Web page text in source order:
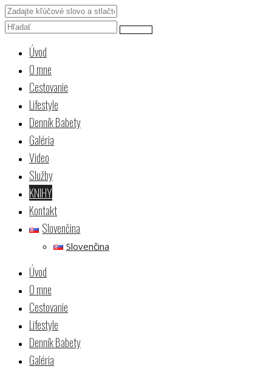
Úvod
O mne
Cestovanie
Lifestyle
Denník Babety
Galéria
Video
Služby
KNIHY
Kontakt
Slovenčina
Slovenčina
Úvod
O mne
Cestovanie
Lifestyle
Denník Babety
Galéria